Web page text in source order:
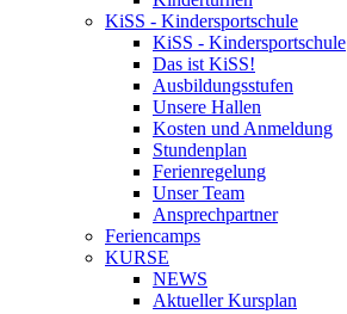
KiSS - Kindersportschule
KiSS - Kindersportschule
Das ist KiSS!
Ausbildungsstufen
Unsere Hallen
Kosten und Anmeldung
Stundenplan
Ferienregelung
Unser Team
Ansprechpartner
Feriencamps
KURSE
NEWS
Aktueller Kursplan